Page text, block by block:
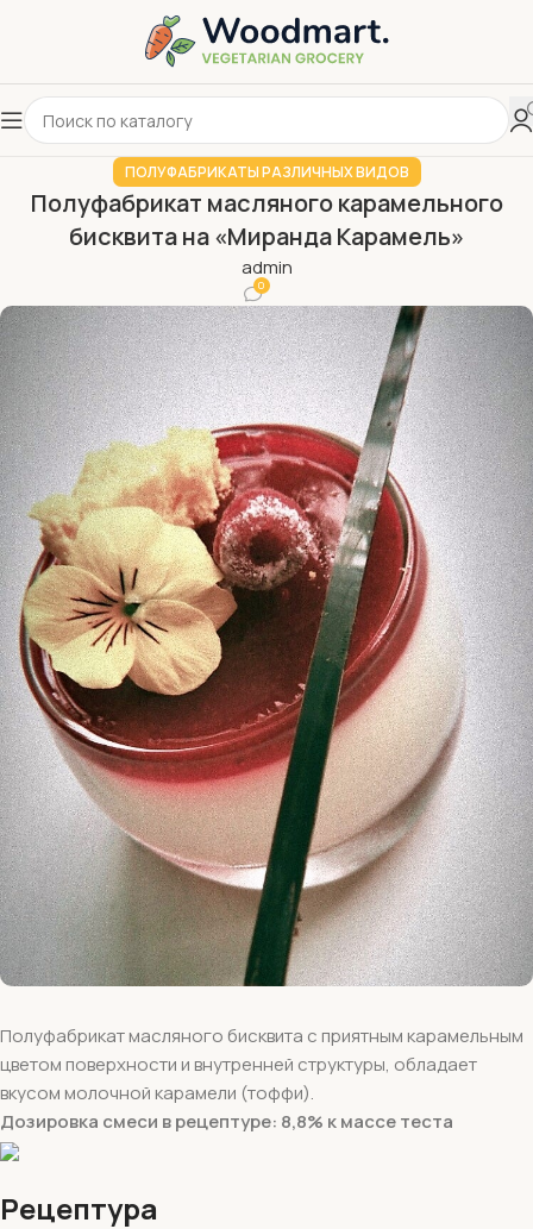
ПОЛУФАБРИКАТЫ РАЗЛИЧНЫХ ВИДОВ
Полуфабрикат масляного карамельного
бисквита на «Миранда Карамель»
admin
0
Полуфабрикат масляного бисквита с приятным карамельным
цветом поверхности и внутренней структуры, обладает
вкусом молочной карамели (тоффи).
Дозировка смеси в рецептуре: 8,8% к массе теста
Рецептура